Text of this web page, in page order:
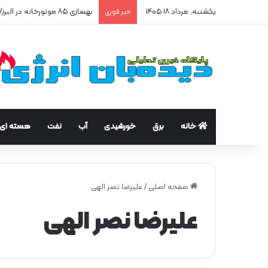
یکشنبه, مرداد ۱۸ ۱۴۰۵ خبر فوری بهسازی ۸۵ موتورخانه در البرز/ صرفه‌جویی ۲۵۰ هزار مترمکعبی گاز در سه ماه
خانه برق خورشیدی آب نفت هسته ای
صفحه اصلی /علیرضا نصر الهی
علیرضا نصر الهی